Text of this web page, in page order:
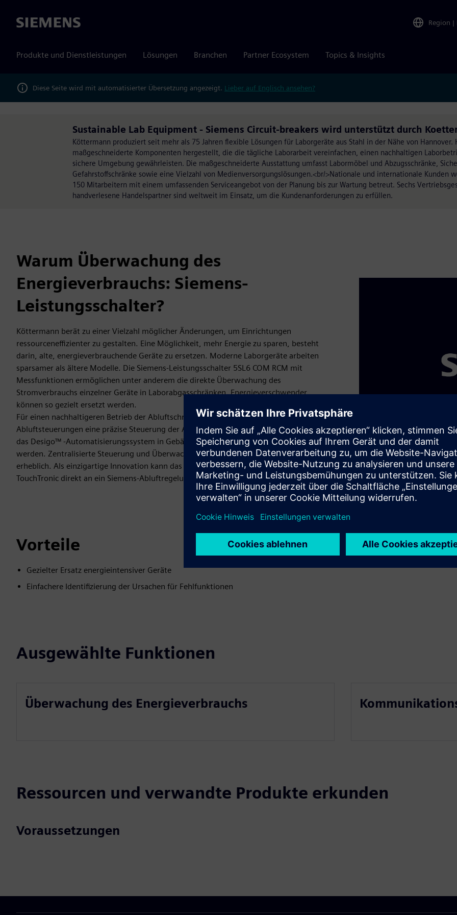
Siemens Region |
Produkte und Dienstleistungen Lösungen Branchen Partner Ecosystem Topics & Insights
Diese Seite wird mit automatisierter Übersetzung angezeigt. Lieber auf Englisch ansehen?
Sustainable Lab Equipment - Siemens Circuit-breakers wird unterstützt durch
Köttermann produziert seit mehr als 75 Jahren flexible Lösungen für Laborgeräte aus Stahl in der Nähe von Hannover.
maßgeschneiderte Komponenten hergestellt, die die tägliche Laborarbeit vereinfachen, einen nachhaltigen
sichere Umgebung gewährleisten. Die maßgeschneiderte Ausstattung umfasst Labormöbel und Abzugsschränke,
Gefahrstoffschränke sowie eine Vielzahl von Medienversorgungslösungen.<br/>Nationale und internationale Kunden
150 Mitarbeitern mit einem umfassenden Serviceangebot von der Planung bis zur Wartung betreut. Sechs
handverlesene Handelspartner sind weltweit im Einsatz, um die Kundenanforderungen zu erfüllen.
Warum Überwachung des
Energieverbrauchs: Siemens-
Leistungsschalter?
Köttermann berät zu einer Vielzahl möglicher Änderungen, um Einrichtungen
ressourceneffizienter zu gestalten. Eine Möglichkeit, mehr Energie zu sparen, besteht
darin, alte, energieverbrauchende Geräte zu ersetzen. Moderne Laborgeräte arbeiten
sparsamer als ältere Modelle. Die Siemens-Leistungsschalter 5SL6 COM RCM mit
Messfunktionen ermöglichen unter anderem die direkte Überwachung des
Stromverbrauchs einzelner Geräte in Laborabgasschränken. Energieverschwender
können so gezielt ersetzt werden.
Für einen nachhaltigeren Betrieb der Abluftschränke ermöglichen Siemens-
Abluftsteuerungen eine präzise Steuerung der Abluft. Abzugsschränke können über
das Desigo™ -Automatisierungssystem in Gebäudemanagementsysteme integriert
werden. Zentralisierte Steuerung und Überwachung senken den Energieverbrauch
erheblich. Als einzigartige Innovation kann das elektronische Rauchschranksteuergerät
TouchTronic direkt an ein Siemens-Abluftregelungssystem angeschlossen werden.
Play
Vorteile
Gezielter Ersatz energieintensiver Geräte
Einfachere Identifizierung der Ursachen für Fehlfunktionen
Ausgewählte Funktionen
Überwachung des Energieverbrauchs
Ressourcen und verwandte Produkte erkunden
Voraussetzungen